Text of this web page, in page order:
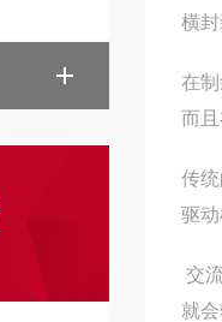
横
在
而
传
驱
交
就